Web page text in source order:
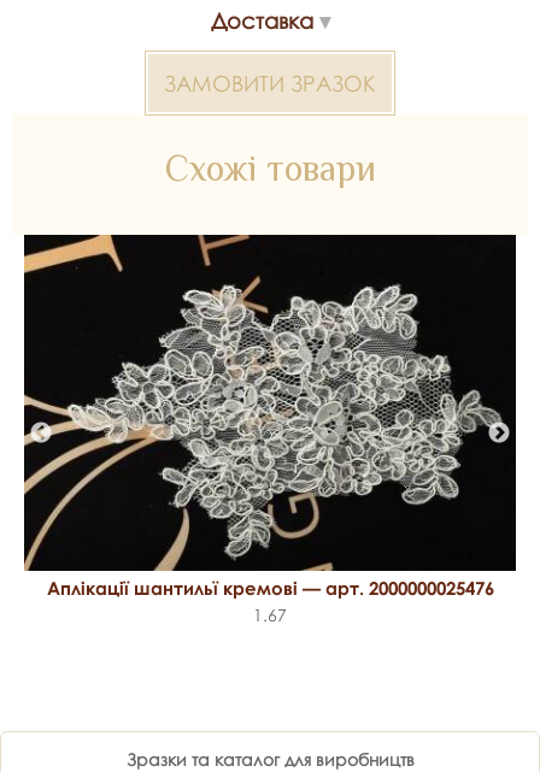
Доставка
ЗАМОВИТИ ЗРАЗОК
Схожі товари
Аплікації шантильї кремові — арт. 2000000025476
1.67
Зразки та каталог для виробництв